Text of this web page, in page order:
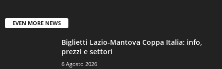
EVEN MORE NEWS
Biglietti Lazio-Mantova Coppa Italia: info,
prezzi e settori
6 Agosto 2026